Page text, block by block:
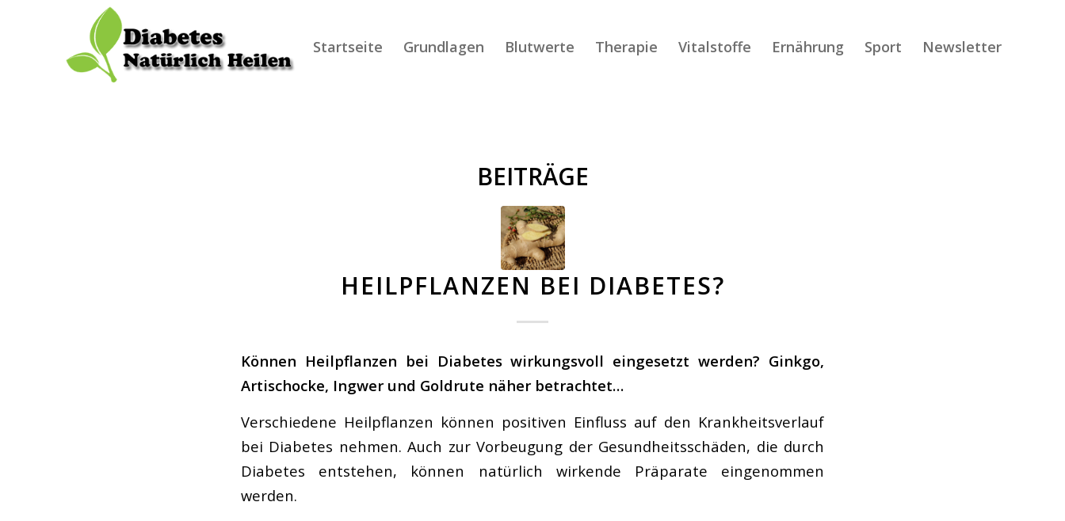
Startseite Grundlagen Blutwerte Therapie Vitalstoffe Ernährung Sport Newsletter
BEITRÄGE
HEILPFLANZEN BEI DIABETES?
Können Heilpflanzen bei Diabetes wirkungsvoll eingesetzt werden? Ginkgo,
Artischocke, Ingwer und Goldrute näher betrachtet…
Verschiedene Heilpflanzen können positiven Einfluss auf den Krankheitsverlauf
bei Diabetes nehmen. Auch zur Vorbeugung der Gesundheitsschäden, die durch
Diabetes entstehen, können natürlich wirkende Präparate eingenommen
werden.